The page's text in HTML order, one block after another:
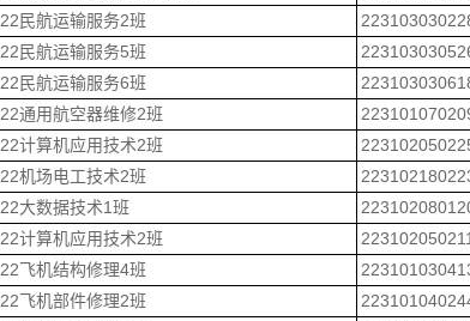
22民航运输服务2班
22民航运输服务5班
22民航运输服务6班
22通用航空器维修2班
22计算机应用技术2班
22机场电工技术2班
22大数据技术1班
22计算机应用技术2班
223102050211
22飞机结构修理4班
22飞机部件修理2班